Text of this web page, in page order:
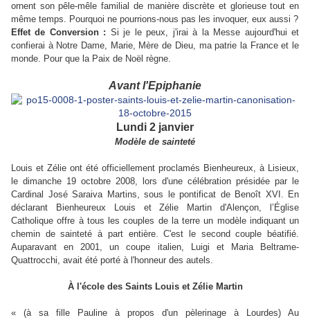
ornent son pêle-mêle familial de manière discrète et glorieuse tout en
même temps. Pourquoi ne pourrions-nous pas les invoquer, eux aussi ?
Effet de Conversion : Si je le peux, j'irai à la Messe aujourd'hui et
confierai à Notre Dame, Marie, Mère de Dieu, ma patrie la France et le
monde. Pour que la Paix de Noël règne.
Avant l'Epiphanie
Lundi 2 janvier
Modèle de sainteté
Louis et Zélie ont été officiellement proclamés Bienheureux, à Lisieux,
le dimanche 19 octobre 2008, lors d'une célébration présidée par le
Cardinal José Saraiva Martins, sous le pontificat de Benoît XVI. En
déclarant Bienheureux Louis et Zélie Martin d'Alençon, l’Église
Catholique offre à tous les couples de la terre un modèle indiquant un
chemin de sainteté à part entière. C'est le second couple béatifié.
Auparavant en 2001, un coupe italien, Luigi et Maria Beltrame-
Quattrocchi, avait été porté à l'honneur des autels.
À l'école des Saints Louis et Zélie Martin
« (à sa fille Pauline à propos d'un pèlerinage à Lourdes) Au